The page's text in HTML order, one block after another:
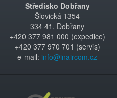
Středisko Dobřany
Šlovická 1354
334 41, Dobřany
+420 377 981 000 (expedice)
+420 377 970 701 (servis)
e-mail: info@inaircom.cz